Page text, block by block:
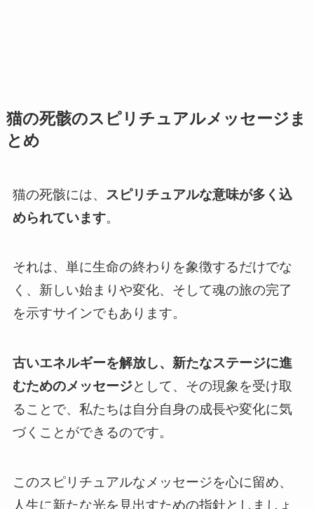
猫の死骸のスピリチュアルメッセージま
とめ
猫の死骸には、 スピリチュアルな意味が多く込
められています。
それは、単に生命の終わりを象徴するだけでな
く、新しい始まりや変化、そして魂の旅の完了
を示すサインでもあります。
古いエネルギーを解放し、新たなステージに進
むためのメッセージとして、その現象を受け取
ることで、私たちは自分自身の成長や変化に気
づくことができるのです。
このスピリチュアルなメッセージを心に留め、
人生に新たな光を見出すための指針としましょ